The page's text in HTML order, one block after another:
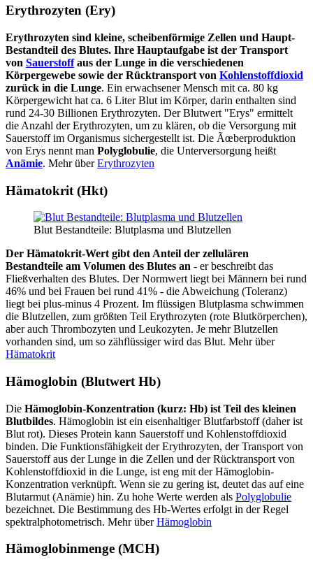
Erythrozyten (Ery)
Erythrozyten sind kleine, scheibenförmige Zellen und Haupt-
Bestandteil des Blutes. Ihre Hauptaufgabe ist der Transport
von Sauerstoffaus der Lunge in die verschiedenen
Körpergewebe sowie der Rücktransport von Kohlenstoffdioxid
zurück in die Lunge. Ein erwachsener Mensch mit ca. 80 kg
Körpergewicht hat ca. 6 Liter Blut im Körper, darin enthalten sind
rund 24-30 Billionen Erythrozyten. Der Blutwert "Erys" ermittelt
die Anzahl der Erythrozyten, um zu klären, ob die Versorgung mit
Sauerstoff im Organismus sichergestellt ist. Die Ãœberproduktion
von Erys nennt man Polyglobulie, die Unterversorgung heißt
Anämie. Mehr überErythrozyten
Hämatokrit (Hkt)
Blut Bestandteile: Blutplasma und Blutzellen
Der Hämatokrit-Wert gibt den Anteil der zellulären
Bestandteile am Volumen des Blutes an - er beschreibt das
Fließverhalten des Blutes. Der Normwert liegt bei Männern bei rund
46% und bei Frauen bei rund 41% - die Abweichung (Toleranz)
liegt bei plus-minus 4 Prozent. Im flüssigen Blutplasma schwimmen
die Blutzellen, zum größten Teil Erythrozyten (rote Blutkörperchen),
aber auch Thrombozyten und Leukozyten. Je mehr Blutzellen
vorhanden sind, um so zähflüssiger wird das Blut. Mehr über
Hämatokrit
Hämoglobin (Blutwert Hb)
Die Hämoglobin-Konzentration (kurz: Hb) ist Teil des kleinen
Blutbildes. Hämoglobin ist ein eisenhaltiger Blutfarbstoff (daher ist
Blut rot). Dieses Protein kann Sauerstoff und Kohlenstoffdioxid
binden. Die Funktionsfähigkeit der Erythrozyten, der Transport von
Sauerstoff aus der Lunge in die Zellen und der Rücktransport von
Kohlenstoffdioxid in die Lunge, ist eng mit der Hämoglobin-
Konzentration verknüpft. Wenn sie zu gering ist, deutet das auf eine
Blutarmut (Anämie) hin. Zu hohe Werte werden als Polyglobulie
bezeichnet. Die Bestimmung des Hb-Wertes erfolgt in der Regel
spektralphotometrisch. Mehr überHämoglobin
Hämoglobinmenge (MCH)